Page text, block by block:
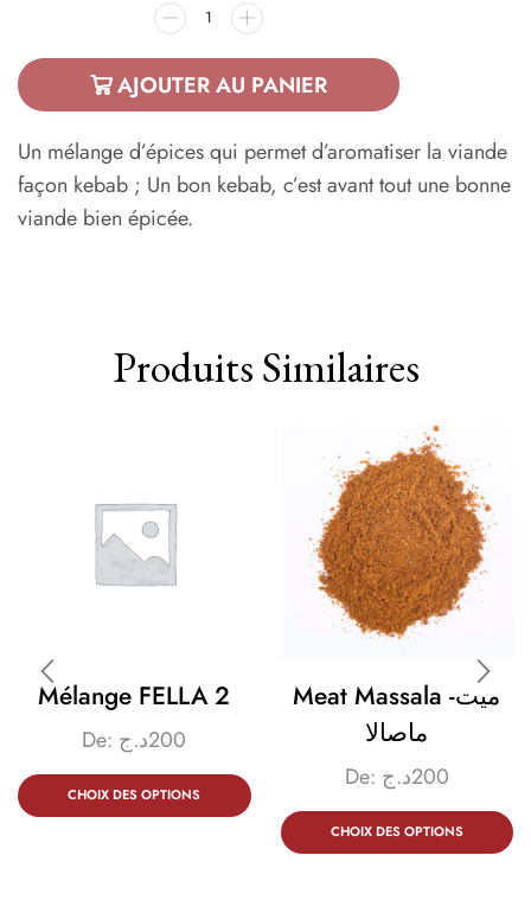
AJOUTER AU PANIER
Un mélange d’épices qui permet d’aromatiser la viande
façon kebab ; Un bon kebab, c’est avant tout une bonne
viande bien épicée.
Produits Similaires
Mélange FELLA 2
De: 200د.ج
CHOIX DES OPTIONS
Meat Massala -ميت
ماصالا
De: 200د.ج
CHOIX DES OPTIONS